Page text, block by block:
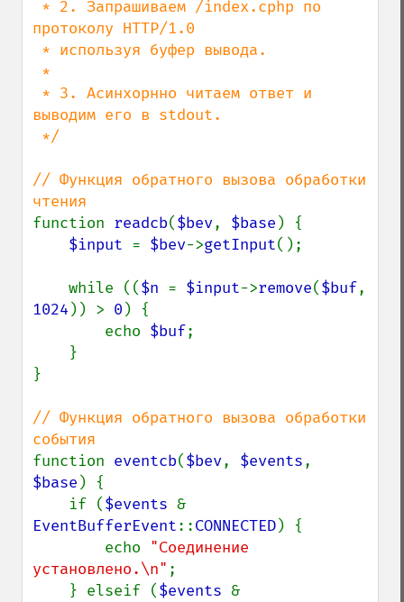
протоколу HTTP/1.0
выводим его в stdout.
// Функция обратного вызова обработки
function readcb($bev, $base ) {
$input = $bev->getInput();
    while ((
$n = $input->remove($buf
1024 )) > 0 ) {
        echo
$buf;
}
// Функция обратного вызова обработки
function eventcb($bev, $events
$base ) {
    if (
$events
EventBufferEvent::CONNECTED) {
        echo
"Соединение
установлено.\n" ;
    } elseif (
$events &